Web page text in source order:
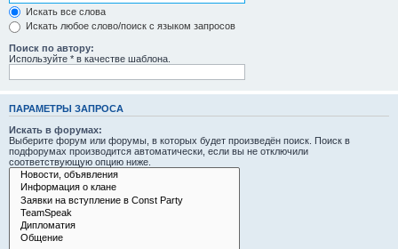
Искать все слова
Искать любое слово/поиск с языком запросов
Поиск по автору:
Используйте * в качестве шаблона.
ПАРАМЕТРЫ ЗАПРОСА
Искать в форумах:
Выберите форум или форумы, в которых будет произведён поиск. Поиск в
подфорумах производится автоматически, если вы не отключили
соответствующую опцию ниже.